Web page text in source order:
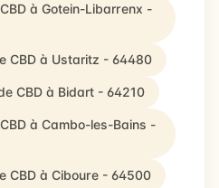
à Gotein-Libarrenx -
CBD à Ustaritz - 64480
CBD à Bidart - 64210
à Cambo-les-Bains -
CBD à Ciboure - 64500